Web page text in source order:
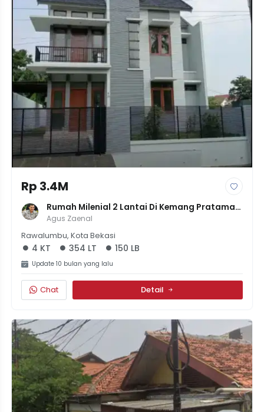
Rp 3.4M
Rumah Milenial 2 Lantai Di Kemang Pratama,
LT 354 LB 150, 4KT 3KM - Fresh & Bagus - 3.4M
Agus Zaenal
Rawalumbu, Kota Bekasi
4 KT 354 LT 150 LB
Update 10 bulan yang lalu
Chat Detail